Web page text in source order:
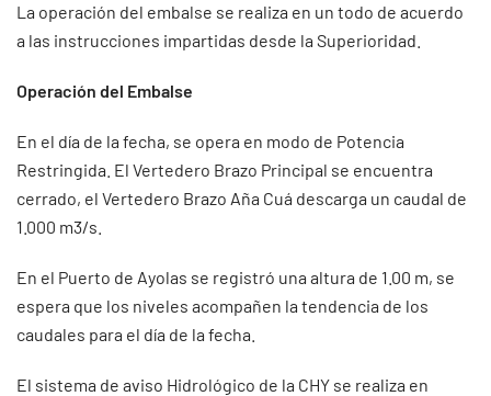
La operación del embalse se realiza en un todo de acuerdo
a las instrucciones impartidas desde la Superioridad.
Operación del Embalse
En el día de la fecha, se opera en modo de Potencia
Restringida. El Vertedero Brazo Principal se encuentra
cerrado, el Vertedero Brazo Aña Cuá descarga un caudal de
1.000 m3/s.
En el Puerto de Ayolas se registró una altura de 1.00 m, se
espera que los niveles acompañen la tendencia de los
caudales para el día de la fecha.
El sistema de aviso Hidrológico de la CHY se realiza en